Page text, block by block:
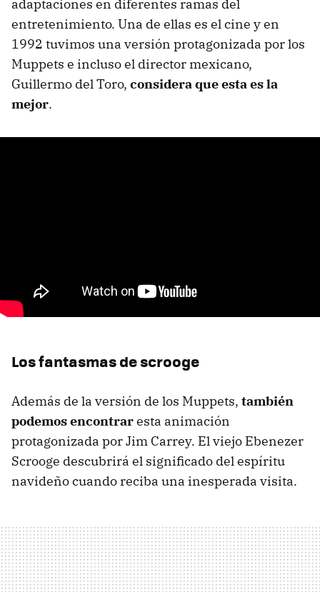
adaptaciones en diferentes ramas del
entretenimiento. Una de ellas es el cine y en
1992 tuvimos una versión protagonizada por los
Muppets e incluso el director mexicano,
Guillermo del Toro, considera que esta es la
mejor.
Los fantasmas de scrooge
Además de la versión de los Muppets, también
podemos encontraresta animación
protagonizada por Jim Carrey. El viejo Ebenezer
Scrooge descubrirá el significado del espíritu
navideño cuando reciba una inesperada visita.